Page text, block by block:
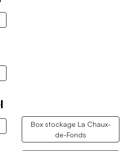
Box stockage La Chaux-
de-Fonds